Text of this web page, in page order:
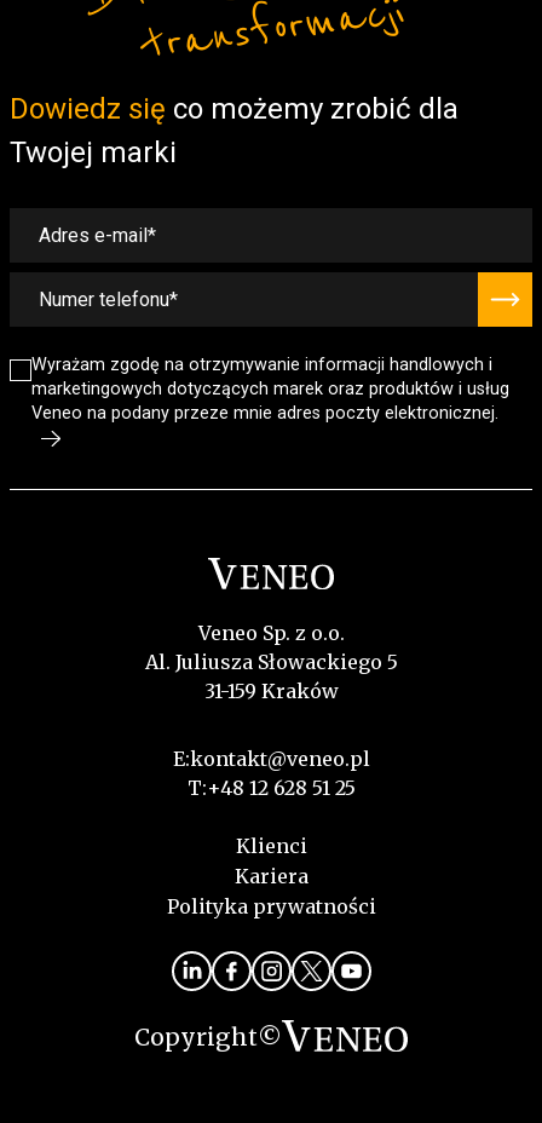
Dowiedz się co możemy zrobić dla
Twojej marki
Wyrażam zgodę na otrzymywanie informacji handlowych i
marketingowych dotyczących marek oraz produktów i usług
Veneo na podany przeze mnie adres poczty elektronicznej.
cji
Veneo Sp. z o.o.
Al. Juliusza Słowackiego 5
31-159 Kraków
E:kontakt@veneo.pl
T:+48 12 628 51 25
Klienci
Kariera
Polityka prywatności
Copyright©